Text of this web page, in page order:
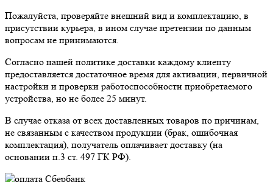
Пожалуйста, проверяйте внешний вид и комплектацию, в
присутствии курьера, в ином случае претензии по данным
вопросам не принимаются.
Согласно нашей политике доставки каждому клиенту
предоставляется достаточное время для активации, первичной
настройки и проверки работоспособности приобретаемого
устройства, но не более 25 минут.
В случае отказа от всех доставленных товаров по причинам,
не связанным с качеством продукции (брак, ошибочная
комплектация), получатель оплачивает доставку (на
основании п.3 ст. 497 ГК РФ).